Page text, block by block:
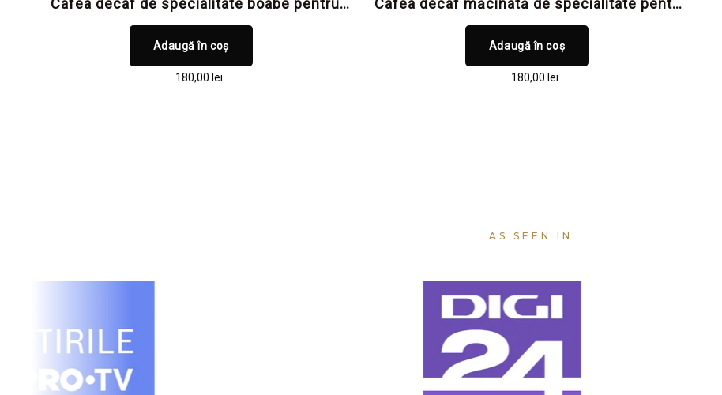
Cafea decaf de specialitate boabe pentru
claritate mentală și focus, fără cofeină și
fără toxine
Adaugă în coș
180,00 lei
Cafea decaf măcinată de specialitate pentru
claritate mentală și focus, fără cofeină și
fără toxine
Adaugă în coș
180,00 lei
AS SEEN IN